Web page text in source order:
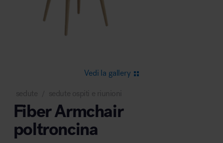
Area lounge e attesa
Vedi la gallery
sedute sedute ospiti e riunioni
Fiber Armchair
poltroncina